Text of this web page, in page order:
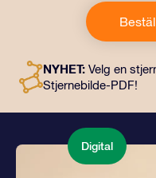
gaven inkluderer en
dokumenter som kan
valg, samt digitale
til
NYHET: Velg en
Stjernebilde-PDF!
Digital